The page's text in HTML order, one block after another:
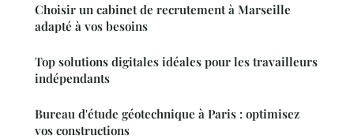
Choisir un cabinet de recrutement à Marseille
adapté à vos besoins
Top solutions digitales idéales pour les travailleurs
indépendants
Bureau d'étude géotechnique à Paris : optimisez
vos constructions